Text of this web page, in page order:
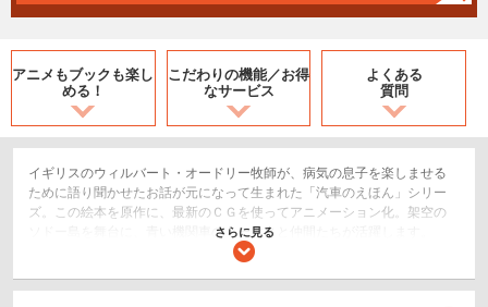
アニメもブックも楽し
める！
こだわりの機能／お得
なサービス
よくある
質問
イギリスのウィルバート・オードリー牧師が、病気の息子を楽しませる
ために語り聞かせたお話が元になって生まれた「汽車のえほん」シリー
ズ。この絵本を原作に、最新のＣＧを使ってアニメーション化。架空の
ソドー島を舞台に、青い機関車のトーマスと仲間たちが活躍します。
日常/ほのぼの
さらに見る